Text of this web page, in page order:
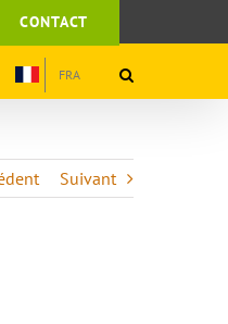
CONTACT
FRA
Suivant